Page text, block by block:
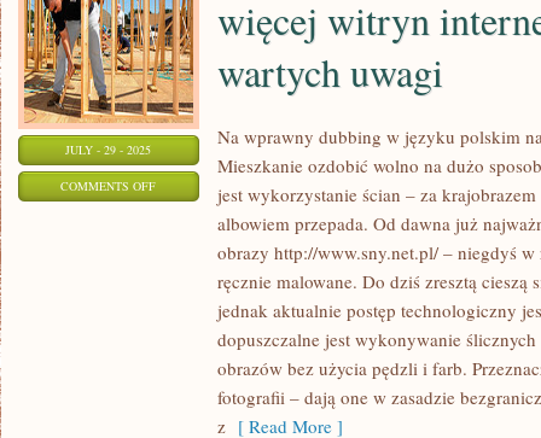
JULY - 29 - 2025
COMMENTS OFFON
więcej witryn
wartych uwagi
Na wprawny dubbing w języku polskim
Mieszkanie ozdobić wolno na dużo
jest wykorzystanie ścian – za krajobrazem
albowiem przepada. Od dawna już
obrazy http://www.sny.net.pl/ – niegdyś w
ręcznie malowane. Do dziś zresztą cieszą
jednak aktualnie postęp technologiczny
dopuszczalne jest wykonywanie
obrazów bez użycia pędzli i farb.
fotografii – dają one w zasadzie
z [ Read More ]